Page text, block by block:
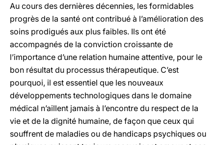
Au cours des dernières décennies, les formidables
progrès de la santé ont contribué à l’amélioration des
soins prodigués aux plus faibles. Ils ont été
accompagnés de la conviction croissante de
l’importance d’une relation humaine attentive, pour le
bon résultat du processus thérapeutique. C’est
pourquoi, il est essentiel que les nouveaux
développements technologiques dans le domaine
médical n’aillent jamais à l’encontre du respect de la
vie et de la dignité humaine, de façon que ceux qui
souffrent de maladies ou de handicaps psychiques ou